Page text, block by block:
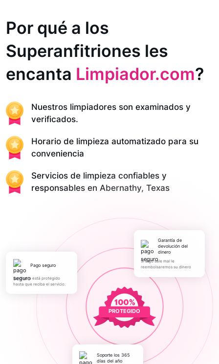
Por qué a los
Superanfitriones les
encanta Limpiador.com?
Nuestros limpiadores son examinados y
verificados.
Horario de limpieza automatizado para su
conveniencia
Servicios de limpieza confiables y
responsables en Abernathy, Texas
PROTEGIDO
pago seguro
Su dinero está protegido
hasta que reciba el servicio.
Garantía de
devolución del
dinero
Si algo sale mal le
reembolsaremos su dinero
Soporte los 365
días del año